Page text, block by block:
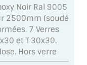
Noir Ral 9005
2500mm (soudé
7 Verres
et T 30x30.
Hors verre